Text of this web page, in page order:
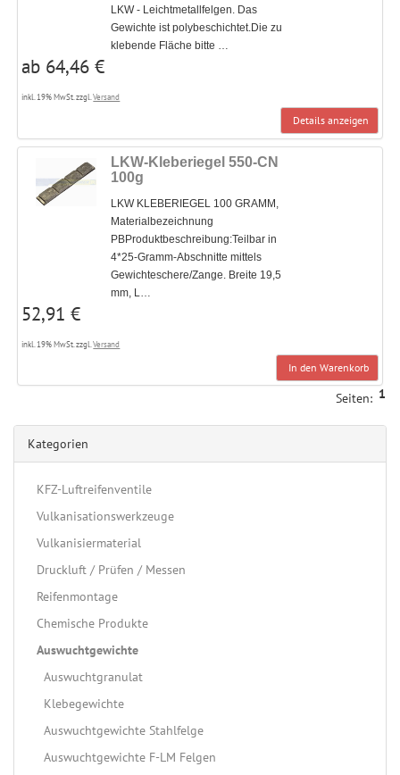
LKW - Leichtmetallfelgen. Das
Gewichte ist polybeschichtet.Die zu
klebende Fläche bitte …
ab 64,46 €
inkl. 19% MwSt. zzgl.Versand
Details anzeigen
LKW-Kleberiegel 550-CN
100g
LKW KLEBERIEGEL 100 GRAMM,
Materialbezeichnung
PBProduktbeschreibung:Teilbar in
4*25-Gramm-Abschnitte mittels
Gewichteschere/Zange. Breite 19,5
mm, L…
52,91 €
inkl. 19% MwSt. zzgl.Versand
In den Warenkorb
1
Seiten:
Kategorien
KFZ-Luftreifenventile
Vulkanisationswerkzeuge
Vulkanisiermaterial
Druckluft / Prüfen / Messen
Reifenmontage
Chemische Produkte
Auswuchtgewichte
Auswuchtgranulat
Klebegewichte
Auswuchtgewichte Stahlfelge
Auswuchtgewichte F-LM Felgen